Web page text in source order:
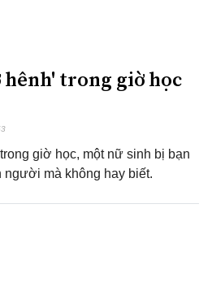
hênh' trong giờ học
giờ học, một nữ sinh bị bạn
người mà không hay biết.